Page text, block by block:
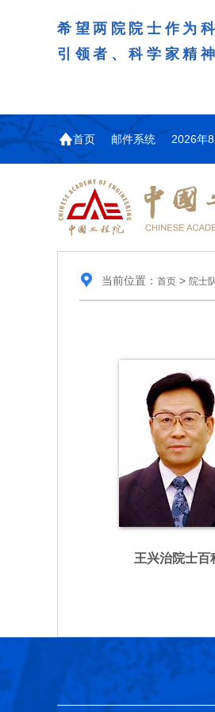
希望两院院士作为
引领者、科学家精
首页 邮件系统 2026年
当前位置： 首页> 院士
王兴治院士百